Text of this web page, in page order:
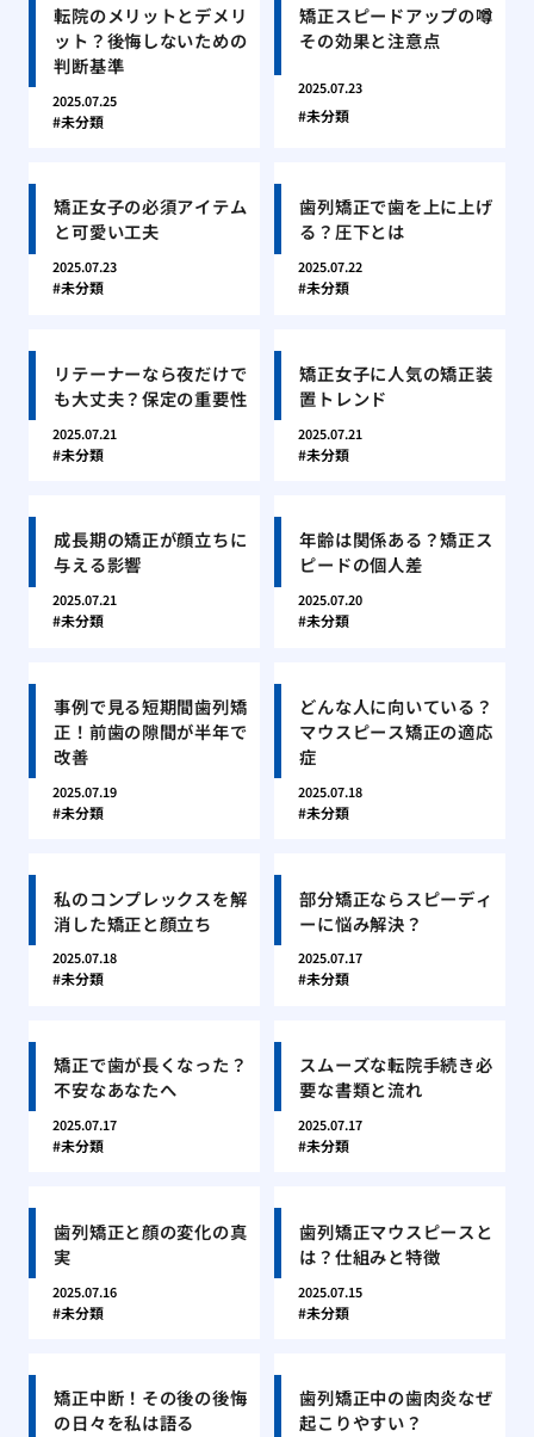
転院のメリットとデメリ
ット？後悔しないための
判断基準
2025.07.25
未分類
矯正スピードアップの噂
その効果と注意点
2025.07.23
未分類
矯正女子の必須アイテム
と可愛い工夫
2025.07.23
未分類
歯列矯正で歯を上に上げ
る？圧下とは
2025.07.22
未分類
リテーナーなら夜だけで
も大丈夫？保定の重要性
2025.07.21
未分類
矯正女子に人気の矯正装
置トレンド
2025.07.21
未分類
成長期の矯正が顔立ちに
与える影響
2025.07.21
未分類
年齢は関係ある？矯正ス
ピードの個人差
2025.07.20
未分類
事例で見る短期間歯列矯
正！前歯の隙間が半年で
改善
2025.07.19
未分類
どんな人に向いている？
マウスピース矯正の適応
症
2025.07.18
未分類
私のコンプレックスを解
消した矯正と顔立ち
2025.07.18
未分類
部分矯正ならスピーディ
ーに悩み解決？
2025.07.17
未分類
矯正で歯が長くなった？
不安なあなたへ
2025.07.17
未分類
スムーズな転院手続き必
要な書類と流れ
2025.07.17
未分類
歯列矯正と顔の変化の真
実
2025.07.16
未分類
歯列矯正マウスピースと
は？仕組みと特徴
2025.07.15
未分類
矯正中断！その後の後悔
の日々を私は語る
歯列矯正中の歯肉炎なぜ
起こりやすい？